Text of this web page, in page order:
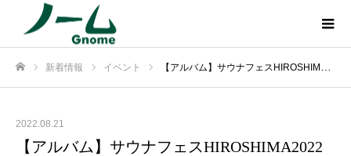
新着情報 イベント 【アルバム】サウナフェスHIROSHIMA2022 in 恐羅漢
2022.08.21
【アルバム】サウナフェスHIROSHIMA2022